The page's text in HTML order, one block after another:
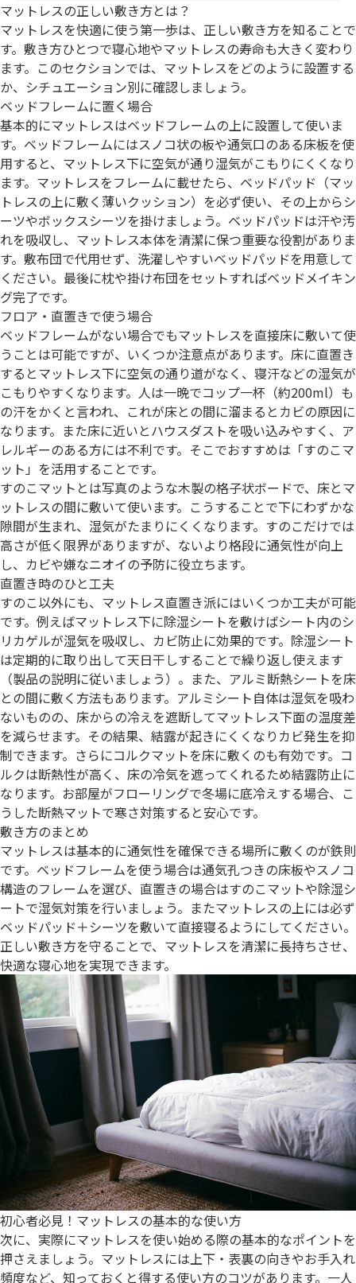
マットレスの正しい敷き方とは？
マットレスを快適に使う第一歩は、正しい敷き方を知ることで
す。敷き方ひとつで寝心地やマットレスの寿命も大きく変わり
ます。このセクションでは、マットレスをどのように設置する
か、シチュエーション別に確認しましょう。
ベッドフレームに置く場合
基本的にマットレスはベッドフレームの上に設置して使いま
す。ベッドフレームにはスノコ状の板や通気口のある床板を使
用すると、マットレス下に空気が通り湿気がこもりにくくなり
ます。マットレスをフレームに載せたら、ベッドパッド（マッ
トレスの上に敷く薄いクッション）を必ず使い、その上からシ
ーツやボックスシーツを掛けましょう。ベッドパッドは汗や汚
れを吸収し、マットレス本体を清潔に保つ重要な役割がありま
す。敷布団で代用せず、洗濯しやすいベッドパッドを用意して
ください。最後に枕や掛け布団をセットすればベッドメイキン
グ完了です。
フロア・直置きで使う場合
ベッドフレームがない場合でもマットレスを直接床に敷いて使
うことは可能ですが、いくつか注意点があります。床に直置き
するとマットレス下に空気の通り道がなく、寝汗などの湿気が
こもりやすくなります。人は一晩でコップ一杯（約200ml）も
の汗をかくと言われ、これが床との間に溜まるとカビの原因に
なります。また床に近いとハウスダストを吸い込みやすく、ア
レルギーのある方には不利です。そこでおすすめは「すのこマ
ット」を活用することです。
すのこマットとは写真のような木製の格子状ボードで、床とマ
ットレスの間に敷いて使います。こうすることで下にわずかな
隙間が生まれ、湿気がたまりにくくなります。すのこだけでは
高さが低く限界がありますが、ないより格段に通気性が向上
し、カビや嫌なニオイの予防に役立ちます。
直置き時のひと工夫
すのこ以外にも、マットレス直置き派にはいくつか工夫が可能
です。例えばマットレス下に除湿シートを敷けばシート内のシ
リカゲルが湿気を吸収し、カビ防止に効果的です。除湿シート
は定期的に取り出して天日干しすることで繰り返し使えます
（製品の説明に従いましょう）。また、アルミ断熱シートを床
との間に敷く方法もあります。アルミシート自体は湿気を吸わ
ないものの、床からの冷えを遮断してマットレス下面の温度差
を減らせます。その結果、結露が起きにくくなりカビ発生を抑
制できます。さらにコルクマットを床に敷くのも有効です。コ
ルクは断熱性が高く、床の冷気を遮ってくれるため結露防止に
なります。お部屋がフローリングで冬場に底冷えする場合、こ
うした断熱マットで寒さ対策すると安心です。
敷き方のまとめ
マットレスは基本的に通気性を確保できる場所に敷くのが鉄則
です。ベッドフレームを使う場合は通気孔つきの床板やスノコ
構造のフレームを選び、直置きの場合はすのこマットや除湿シ
ートで湿気対策を行いましょう。またマットレスの上には必ず
ベッドパッド＋シーツを敷いて直接寝るようにしてください。
正しい敷き方を守ることで、マットレスを清潔に長持ちさせ、
快適な寝心地を実現できます。
初心者必見！マットレスの基本的な使い方
次に、実際にマットレスを使い始める際の基本的なポイントを
押さえましょう。マットレスには上下・表裏の向きやお手入れ
頻度など、知っておくと得する使い方のコツがあります。一人